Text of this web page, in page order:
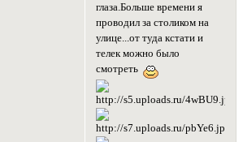
глаза.Больше времени я
проводил за столиком на
улице...от туда кстати и
телек можно было
смотреть